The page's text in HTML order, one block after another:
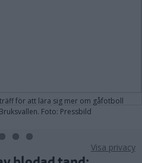
för att lära sig mer om gåfotboll
Foto: Pressbild
Visa privacy